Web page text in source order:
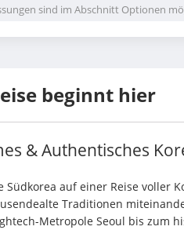
sind im Abschnitt Optionen
beginnt hier
& Authentisches
Südkorea auf einer Reise voller
Traditionen
Metropole Seoul bis zum